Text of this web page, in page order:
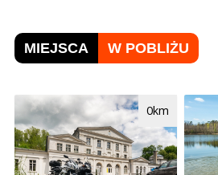
MIEJSCA W POBLIŻU
0km